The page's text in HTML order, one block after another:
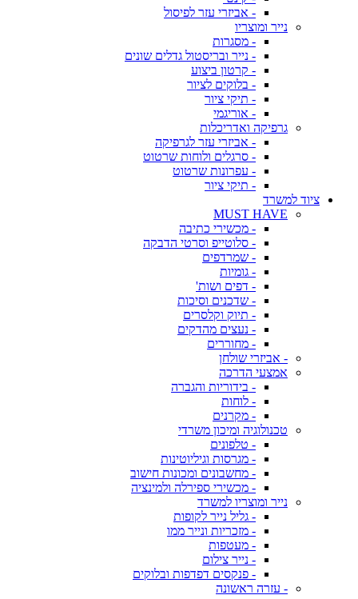
- אביזרי עזר לפיסול
נייר ומוצריו
- מסגרות
- נייר ובריסטול גדלים שונים
- קרטון ביצוע
- בלוקים לציור
- תיקי ציור
- אוריגמי
גרפיקה ואדריכלות
- אביזרי עזר לגרפיקה
- סרגלים ולוחות שרטוט
- עפרונות שרטוט
- תיקי ציור
ציוד למשרד
MUST HAVE
- מכשירי כתיבה
- סלוטייפ וסרטי הדבקה
- שמרדפים
- גומיות
- דפים ושות'
- שדכנים וסיכות
- תיוק וקלסרים
- נעצים מהדקים
- מחוררים
- אביזרי שולחן
אמצעי הדרכה
- בידוריות והגברה
- לוחות
- מקרנים
טכנולוגיה ומיכון משרדי
- טלפונים
- מגרסות וגיליוטינות
- מחשבונים ומכונות חישוב
- מכשירי ספירלה ולמינציה
נייר ומוצריו למשרד
- גליל נייר לקופות
- מזכריות ונייר ממו
- מעטפות
- נייר צילום
- פנקסים דפדפות ובלוקים
- עזרה ראשונה